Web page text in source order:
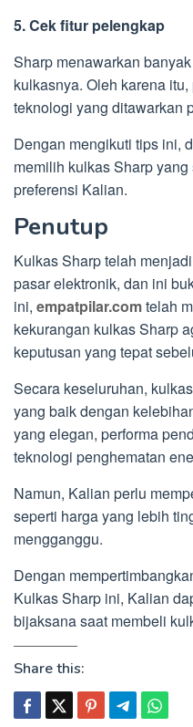
5. Cek fitur pelengkap
Sharp menawarkan
kulkasnya. Oleh karena
teknologi yang ditawarkan
Dengan mengikuti tips ini,
memilih kulkas Sharp
preferensi Kalian.
Penutup
Kulkas Sharp telah
pasar elektronik, dan ini
ini, empatpilar.comtelah
kekurangan kulkas Sharp
keputusan yang tepat
Secara keseluruhan,
yang baik dengan
yang elegan, performa
teknologi penghematan
Namun, Kalian perlu
seperti harga yang lebih
mengganggu.
Dengan
Kulkas Sharp ini, Kalian
bijaksana saat membeli
Share this: